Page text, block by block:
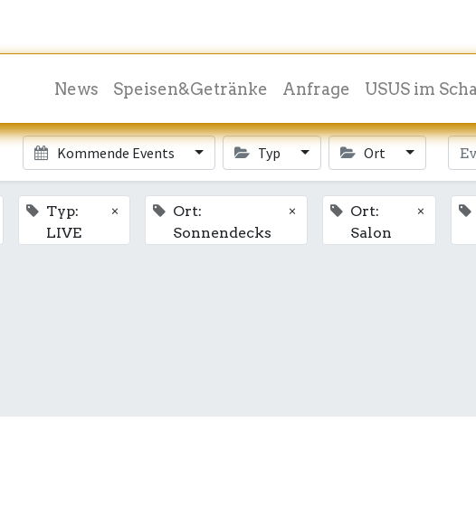
News Speisen&Getränke Anfrage USUS im
Kommende Events Typ Ort
Typ:
LIVE
×
Ort:
Sonnendecks
×
Ort:
Salon
×